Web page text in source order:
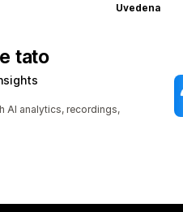
Uvedena
tato
AI analytics, recordings,